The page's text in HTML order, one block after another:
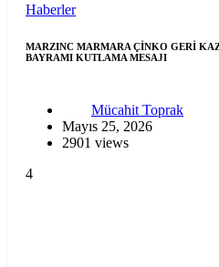
Haberler
MARZINC MARMARA ÇİNKO GERİ
BAYRAMI KUTLAMA MESAJI
Mücahit Toprak
Mayıs 25, 2026
2901 views
4